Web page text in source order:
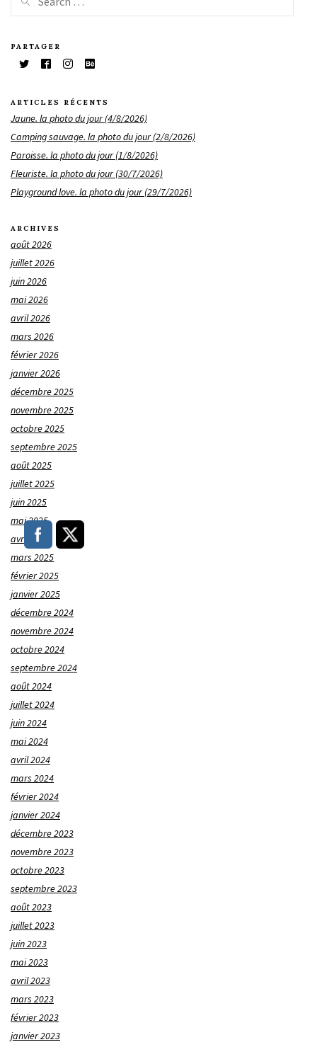
PARTAGER
ARTICLES RÉCENTS
Jaune. la photo du jour (4/8/2026)
Camping sauvage. la photo du jour (2/8/2026)
Paroisse. la photo du jour (1/8/2026)
Fleuriste. la photo du jour (30/7/2026)
Playground love. la photo du jour (29/7/2026)
ARCHIVES
août 2026
juillet 2026
juin 2026
mai 2026
avril 2026
mars 2026
février 2026
janvier 2026
décembre 2025
novembre 2025
octobre 2025
septembre 2025
août 2025
juillet 2025
juin 2025
mai 2025
avril 2025
mars 2025
février 2025
janvier 2025
décembre 2024
novembre 2024
octobre 2024
septembre 2024
août 2024
juillet 2024
juin 2024
mai 2024
avril 2024
mars 2024
février 2024
janvier 2024
décembre 2023
novembre 2023
octobre 2023
septembre 2023
août 2023
juillet 2023
juin 2023
mai 2023
avril 2023
mars 2023
février 2023
janvier 2023